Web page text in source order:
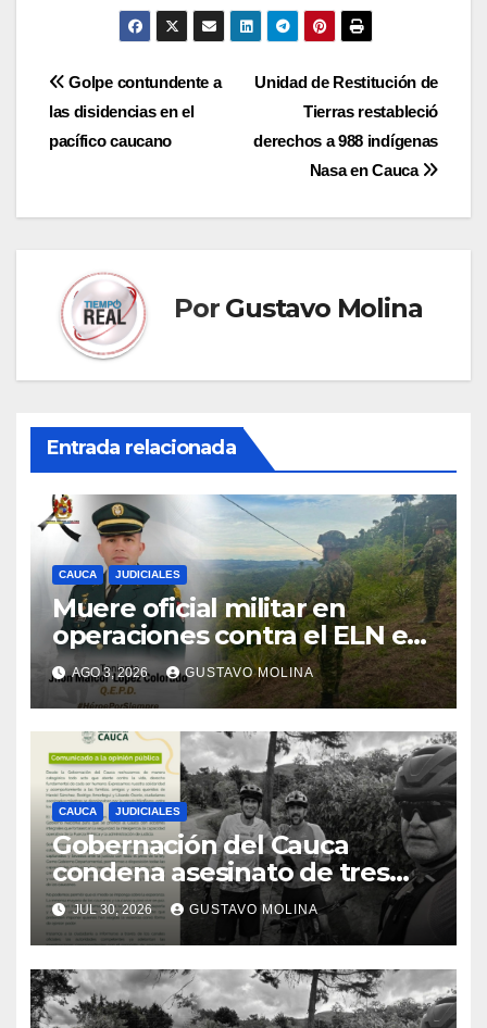
Navegación
de
Unidad de Restitución de
Tierras restableció
derechos a 988 indígenas
Nasa en Cauca
Golpe contundente a
las disidencias en el
pacífico caucano
Por Gustavo Molina
Entrada relacionada
CAUCA JUDICIALES
Muere oficial militar en
operaciones contra el ELN en
el sur del Cauca
AGO 3, 2026 GUSTAVO MOLINA
CAUCA JUDICIALES
Gobernación del Cauca
condena asesinato de tres
ciudadanos y exige medidas
urgentes al Gobierno
Nacional
JUL 30, 2026 GUSTAVO MOLINA